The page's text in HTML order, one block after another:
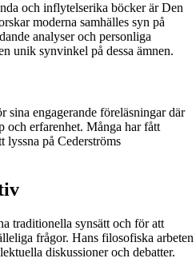
och inflytelserika böcker är Den
moderna samhälles syn på
analyser och personliga
unik synvinkel på dessa ämnen.
sina engagerande föreläsningar där
och erfarenhet. Många har fått
lyssna på Cederströms
traditionella synsätt och för att
frågor. Hans filosofiska arbeten
diskussioner och debatter.